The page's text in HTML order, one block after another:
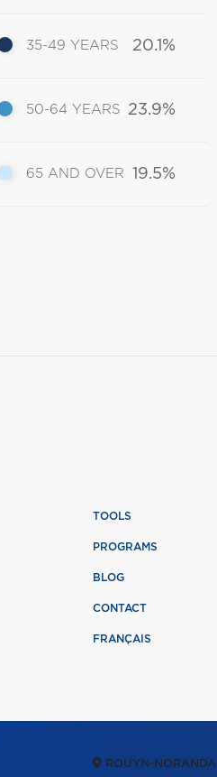
35-49 YEARS 20.1%
50-64 YEARS 23.9%
65 AND OVER 19.5%
TOOLS
PROGRAMS
BLOG
CONTACT
FRANÇAIS
ROUYN-NORANDA